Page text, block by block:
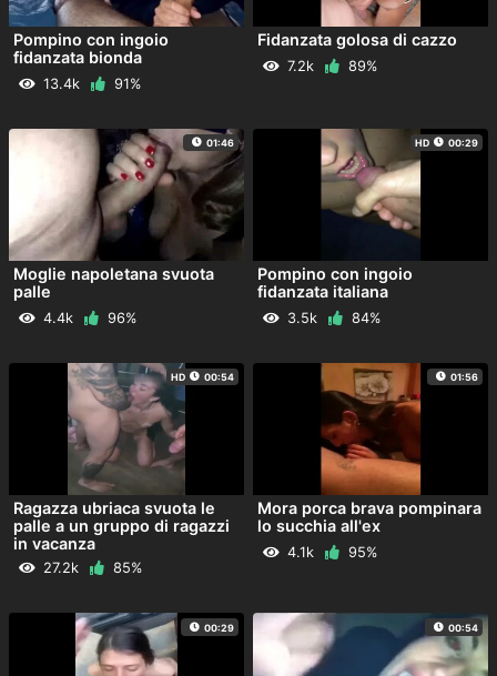
Pompino con ingoio
fidanzata bionda
13.4k 91%
Fidanzata golosa di cazzo
7.2k 89%
01:46
Moglie napoletana svuota
palle
4.4k 96%
HD 00:29
Pompino con ingoio
fidanzata italiana
3.5k 84%
HD 00:54
Ragazza ubriaca svuota le
palle a un gruppo di ragazzi
in vacanza
27.2k 85%
01:56
Mora porca brava pompinara
lo succhia all'ex
4.1k 95%
00:29 00:54